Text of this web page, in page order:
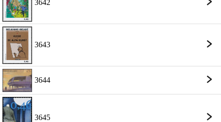
3642
3643
3644
3645